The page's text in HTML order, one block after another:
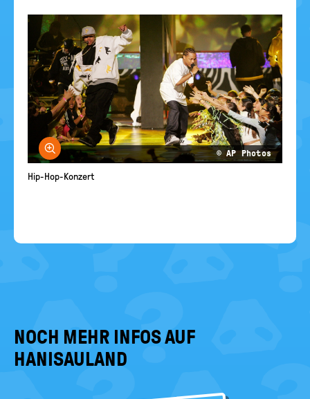
Bild vergrößern
© AP Photos
Hip-Hop-Konzert
NOCH MEHR INFOS AUF
HANISAULAND